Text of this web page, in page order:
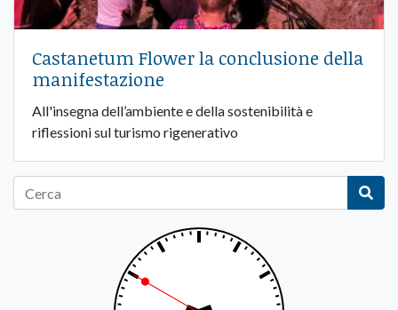
Castanetum Flower la conclusione della
manifestazione
All'insegna dell’ambiente e della sostenibilità e
riflessioni sul turismo rigenerativo